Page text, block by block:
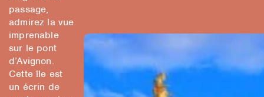
passage,
admirez la vue
imprenable
sur le pont
d’Avignon.
Cette île est
un écrin de